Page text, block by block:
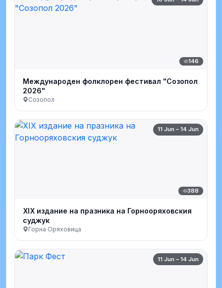
146
Международен фолклорен фестивал "Созопол
2026"
Созопол
11 Jun – 14 Jun
388
XIX издание на празника на Горнооряховския
суджук
Горна Оряховица
11 Jun – 14 Jun